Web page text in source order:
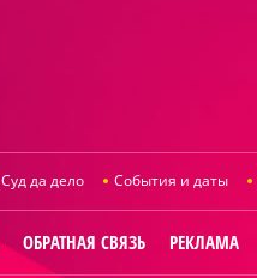
Суд да дело События и даты
ОБРАТНАЯ СВЯЗЬ РЕКЛАМА